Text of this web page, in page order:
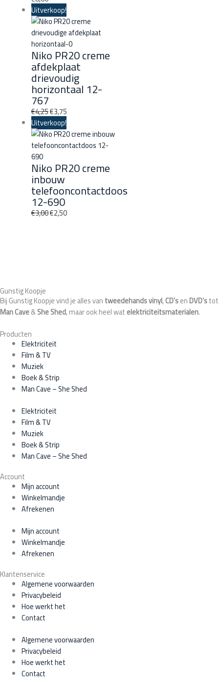
Uitverkoop!
Niko PR20 creme
afdekplaat
drievoudig
horizontaal 12-
767
€4,25€3,75
Uitverkoop!
Niko PR20 creme
inbouw
telefooncontactdoos
12-690
€3,00€2,50
Gunstig Koopje
Bij Gunstig Koopje vind je alles vantweedehandsvinyl,CD’senDVD’stot
Man Cave&She Shed, maar ook heel watelektriciteitsmaterialen.
Producten
Elektriciteit
Film & TV
Muziek
Boek & Strip
Man Cave – She Shed
Elektriciteit
Film & TV
Muziek
Boek & Strip
Man Cave – She Shed
Account
Mijn account
Winkelmandje
Afrekenen
Mijn account
Winkelmandje
Afrekenen
Klantenservice
Algemene voorwaarden
Privacybeleid
Hoe werkt het
Contact
Algemene voorwaarden
Privacybeleid
Hoe werkt het
Contact